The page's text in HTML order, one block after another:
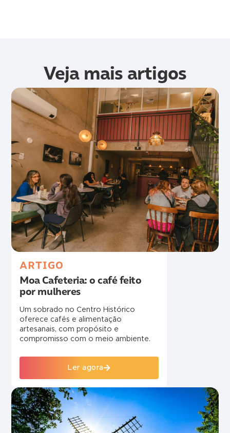
Veja mais artigos
ARTIGO
Moa Cafeteria: o café feito
por mulheres
Um sobrado no Centro Histórico
oferece cafés e alimentação
artesanais, com propósito e
compromisso com o meio ambiente.
Ler agora